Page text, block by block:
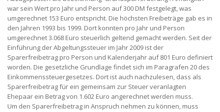
war sein Wert pro Jahr und Person auf 300 DM festgelegt, was
umgerechnet 153 Euro entspricht. Die höchsten Freibeträge gab es in
den Jahren 1993 bis 1999. Dort konnten pro Jahr und Person
umgerechnet 3.068 Euro steuerlich geltend gemacht werden. Seit der
Einführung der Abgeltungssteuer im Jahr 2009 ist der
Sparerfreibetrag pro Person und Kalenderjahr auf 801 Euro definiert
worden. Die gesetzliche Grundlage findet sich im Paragrafen 20 des
Einkommenssteuergesetzes. Dort ist auch nachzulesen, dass als
Sparerfreibetrag für ein gemeinsam zur Steuer veranlagten
Ehepaar ein Betrag von 1.602 Euro angerechnet werden muss.
Um den Sparerfreibetrag in Anspruch nehmen zu können, muss